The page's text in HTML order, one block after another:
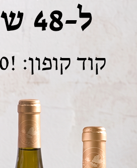
עדכוני בציר